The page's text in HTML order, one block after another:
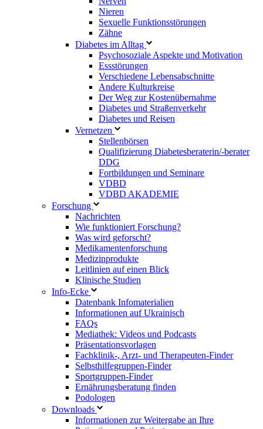
Nieren
Sexuelle Funktionsstörungen
Zähne
Diabetes im Alltag
Psychosoziale Aspekte und Motivation
Essstörungen
Verschiedene Lebensabschnitte
Andere Kulturkreise
Der Weg zur Kostenübernahme
Diabetes und Straßenverkehr
Diabetes und Reisen
Vernetzen
Stellenbörsen
Qualifizierung Diabetesberaterin/­-berater
DDG
Fortbildungen und Seminare
VDBD
VDBD AKADEMIE
Forschung
Nachrichten
Wie funktioniert Forschung?
Was wird geforscht?
Medikamentenforschung
Medizinprodukte
Leitlinien auf einen Blick
Klinische Studien
Info-Ecke
Datenbank Infomaterialien
Informationen auf Ukrainisch
FAQs
Mediathek: Videos und Podcasts
Präsentationsvorlagen
Fachklinik-, Arzt- und Therapeuten-Finder
Selbsthilfegruppen-Finder
Sportgruppen-Finder
Ernährungsberatung finden
Podologen
Downloads
Informationen zur Weitergabe an Ihre